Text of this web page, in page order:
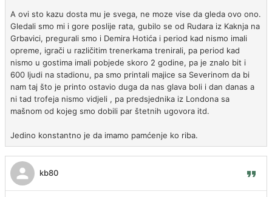
A ovi sto kazu dosta mu je svega, ne moze vise da gleda ovo ono.
Gledali smo mi i gore poslije rata, gubilo se od Rudara iz Kaknja na
Grbavici, pregurali smo i Demira Hotića i period kad nismo imali
opreme, igrači u različitim trenerkama trenirali, pa period kad
nismo u gostima imali pobjede skoro 2 godine, pa je znalo bit i
600 ljudi na stadionu, pa smo printali majice sa Severinom da bi
nam taj što je printo ostavio duga da nas glava boli i dan danas a
ni tad trofeja nismo vidjeli , pa predsjednika iz Londona sa
mašnom od kojeg smo dobili par štetnih ugovora itd.
Jedino konstantno je da imamo pamćenje ko riba.
kb80